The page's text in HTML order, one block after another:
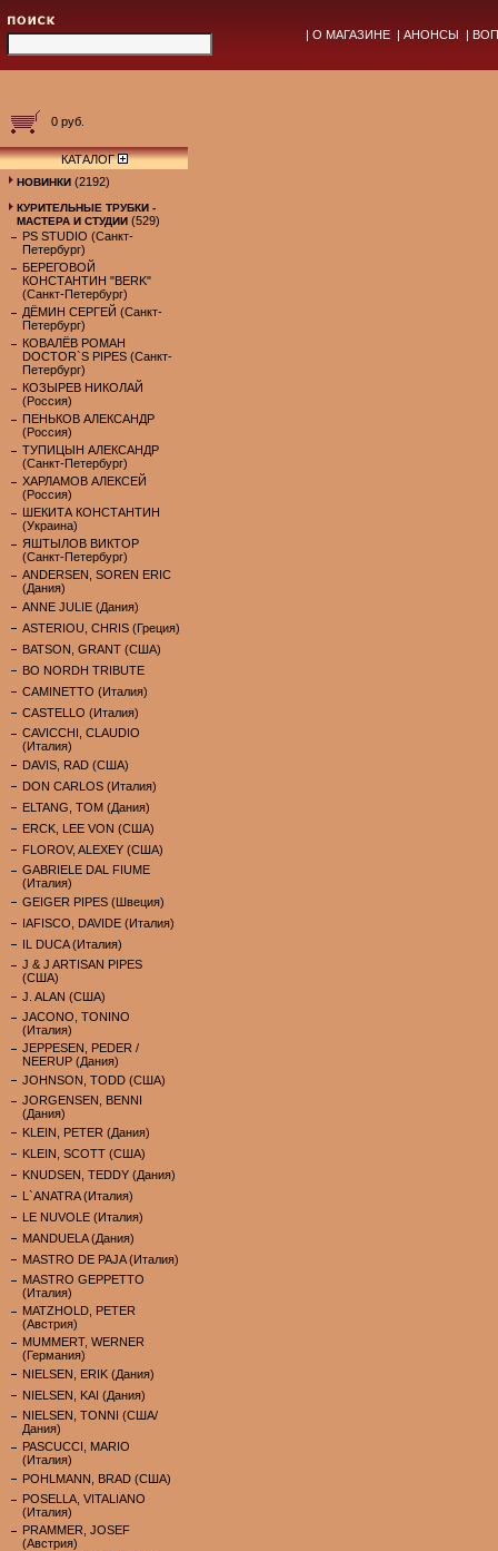
| О МАГАЗИНЕ | АНОНСЫ |
0 руб.
КАТАЛОГ
НОВИНКИ (2192)
КУРИТЕЛЬНЫЕ ТРУБКИ -
МАСТЕРА И СТУДИИ (529)
PS STUDIO (Санкт-
Петербург)
БЕРЕГОВОЙ
КОНСТАНТИН "BERK"
(Санкт-Петербург)
ДЁМИН СЕРГЕЙ (Санкт-
Петербург)
КОВАЛЁВ РОМАН
DOCTOR`S PIPES (Санкт-
Петербург)
КОЗЫРЕВ НИКОЛАЙ
(Россия)
ПЕНЬКОВ АЛЕКСАНДР
(Россия)
ТУПИЦЫН АЛЕКСАНДР
(Санкт-Петербург)
ХАРЛАМОВ АЛЕКСЕЙ
(Россия)
ШЕКИТА КОНСТАНТИН
(Украина)
ЯШТЫЛОВ ВИКТОР
(Санкт-Петербург)
ANDERSEN, SOREN ERIC
(Дания)
ANNE JULIE (Дания)
ASTERIOU, CHRIS (Греция)
BATSON, GRANT (США)
BO NORDH TRIBUTE
CAMINETTO (Италия)
CASTELLO (Италия)
CAVICCHI, CLAUDIO
(Италия)
DAVIS, RAD (США)
DON CARLOS (Италия)
ELTANG, TOM (Дания)
ERCK, LEE VON (США)
FLOROV, ALEXEY (США)
GABRIELE DAL FIUME
(Италия)
GEIGER PIPES (Швеция)
IAFISCO, DAVIDE (Италия)
IL DUCA (Италия)
J & J ARTISAN PIPES
(США)
J. ALAN (США)
JACONO, TONINO
(Италия)
JEPPESEN, PEDER /
NEERUP (Дания)
JOHNSON, TODD (США)
JORGENSEN, BENNI
(Дания)
KLEIN, PETER (Дания)
KLEIN, SCOTT (США)
KNUDSEN, TEDDY (Дания)
L`ANATRA (Италия)
LE NUVOLE (Италия)
MANDUELA (Дания)
MASTRO DE PAJA (Италия)
MASTRO GEPPETTO
(Италия)
MATZHOLD, PETER
(Австрия)
MUMMERT, WERNER
(Германия)
NIELSEN, ERIK (Дания)
NIELSEN, KAI (Дания)
NIELSEN, TONNI (США/
Дания)
PASCUCCI, MARIO
(Италия)
POHLMANN, BRAD (США)
POSELLA, VITALIANO
(Италия)
PRAMMER, JOSEF
(Австрия)